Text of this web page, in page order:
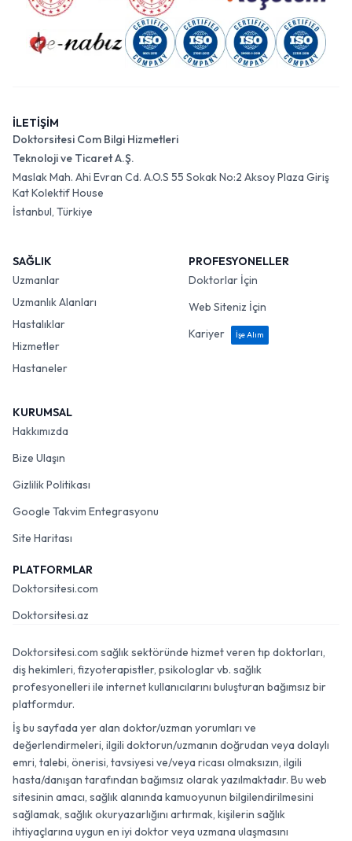
İLETİŞİM
Doktorsitesi Com Bilgi Hizmetleri
Teknoloji ve Ticaret A.Ş.
Maslak Mah. Ahi Evran Cd. A.O.S 55 Sokak No:2 Aksoy Plaza Giriş
Kat Kolektif House
İstanbul, Türkiye
SAĞLIK
Uzmanlar
Uzmanlık Alanları
Hastalıklar
Hizmetler
Hastaneler
PROFESYONELLER
Doktorlar İçin
Web Siteniz İçin
Kariyer
İşe Alım
KURUMSAL
Hakkımızda
Bize Ulaşın
Gizlilik Politikası
Google Takvim Entegrasyonu
Site Haritası
PLATFORMLAR
Doktorsitesi.com
Doktorsitesi.az
Doktorsitesi.com sağlık sektöründe hizmet veren tıp doktorları,
diş hekimleri, fizyoterapistler, psikologlar vb. sağlık
profesyonelleri ile internet kullanıcılarını buluşturan bağımsız bir
platformdur.
İş bu sayfada yer alan doktor/uzman yorumları ve
değerlendirmeleri, ilgili doktorun/uzmanın doğrudan veya dolaylı
emri, talebi, önerisi, tavsiyesi ve/veya ricası olmaksızın, ilgili
hasta/danışan tarafından bağımsız olarak yazılmaktadır. Bu web
sitesinin amacı, sağlık alanında kamuoyunun bilgilendirilmesini
sağlamak, sağlık okuryazarlığını artırmak, kişilerin sağlık
ihtiyaçlarına uygun en iyi doktor veya uzmana ulaşmasını